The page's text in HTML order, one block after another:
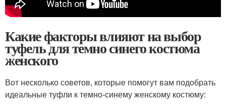
Какие факторы влияют на выбор
туфель для темно синего костюма
женского
Вот несколько советов, которые помогут вам подобрать
идеальные туфли к темно-синему женскому костюму: